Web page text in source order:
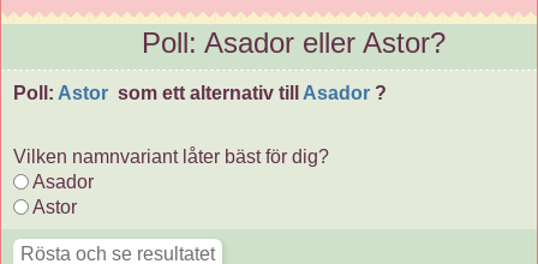
Poll: Asador eller Astor?
Poll: Astor som ett alternativ till Asador ?
Vilken namnvariant låter bäst för dig?
Asador
Astor